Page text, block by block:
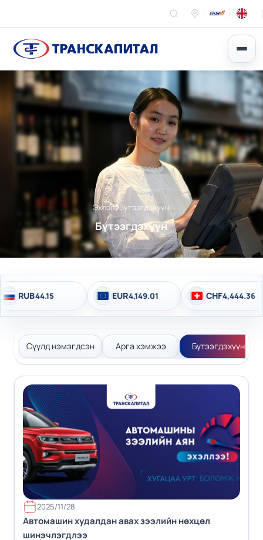
Эхлэл Бүтээгдэхүүн
Бүтээгдэхүүн
EUR 4,149.01 CHF 4,444.36
Сүүлд нэмэгдсэн Арга хэмжээ Бүтээгдэхүүн
2025/11/28
Автомашин худалдан авах зээлийн нөхцөл
шинэчлэгдлээ